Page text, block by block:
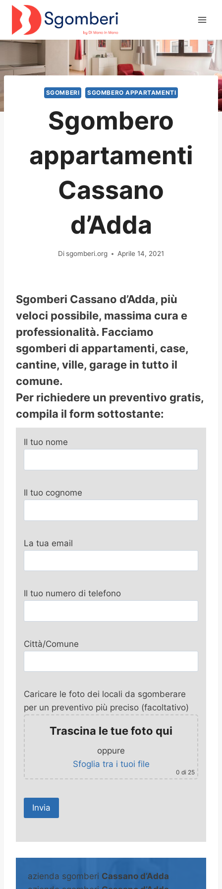
Salta
contenuto
SGOMBERI SGOMBERO APPARTAMENTI
Sgombero
appartamenti
Cassano
d’Adda
Di sgomberi.org Aprile 14, 2021
Sgomberi Cassano d’Adda, più
veloci possibile, massima cura e
professionalità. Facciamo
sgomberi di appartamenti, case,
cantine, ville, garage in tutto il
comune.
Per richiedere un preventivo gratis,
compila il form sottostante:
Il tuo nome
Il tuo cognome
La tua email
Il tuo numero di telefono
Città/Comune
Caricare le foto dei locali da sgomberare
per un preventivo più preciso (facoltativo)
Trascina le tue foto qui
oppure
Sfoglia tra i tuoi file
0 di 25
A
eazienda sgomberi Cassano d’Adda